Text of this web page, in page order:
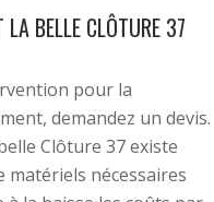
LA BELLE CLÔTURE 37
pour la
demandez un devis.
Clôture 37 existe
matériels nécessaires